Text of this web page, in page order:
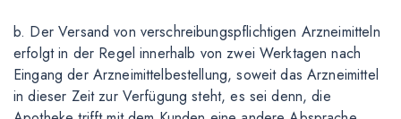
b. Der Versand von verschreibungspflichtigen Arzneimitteln
erfolgt in der Regel innerhalb von zwei Werktagen nach
Eingang der Arzneimittelbestellung, soweit das Arzneimittel
in dieser Zeit zur Verfügung steht, es sei denn, die